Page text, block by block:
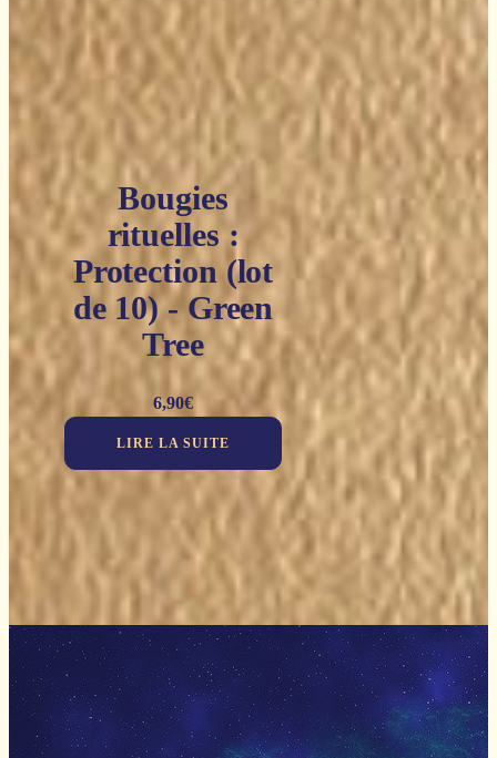
Bougies
rituelles :
Protection (lot
de 10) - Green
Tree
6,90€
LIRE LA SUITE